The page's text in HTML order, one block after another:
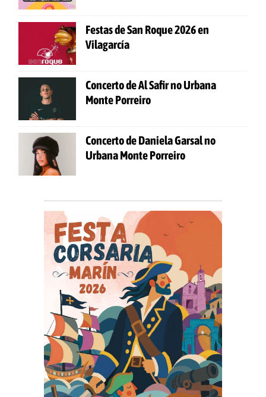
Festas de San Roque 2026 en
Vilagarcía
Concerto de Al Safir no Urbana
Monte Porreiro
Concerto de Daniela Garsal no
Urbana Monte Porreiro